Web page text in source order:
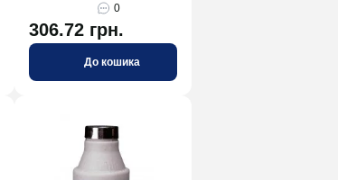
0
306.72 грн.
До кошика